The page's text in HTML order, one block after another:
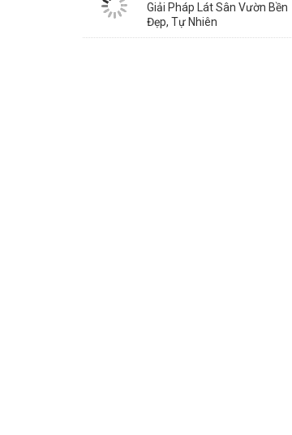
Giải Pháp Lát Sân Vườn Bền
Đẹp, Tự Nhiên